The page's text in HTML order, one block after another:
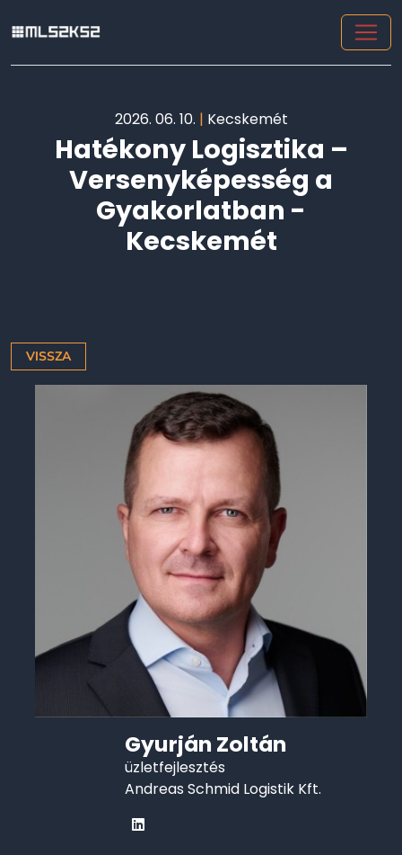
2026. 06. 10. | Kecskemét
Hatékony Logisztika –
Versenyképesség a
Gyakorlatban -
Kecskemét
VISSZA
Gyurján Zoltán
üzletfejlesztés
Andreas Schmid Logistik Kft.